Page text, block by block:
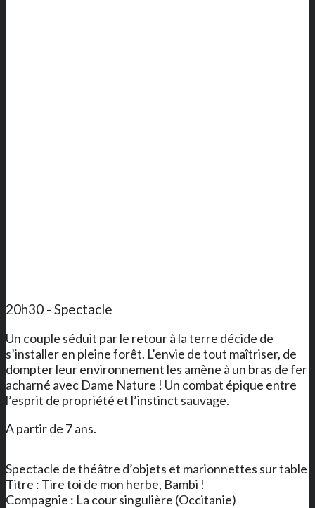
20h30 - Spectacle
Un couple séduit par le retour à la terre décide de
s’installer en pleine forêt. L’envie de tout maîtriser, de
dompter leur environnement les amène à un bras de fer
acharné avec Dame Nature ! Un combat épique entre
l’esprit de propriété et l’instinct sauvage.
A partir de 7 ans.
Spectacle de théâtre d’objets et marionnettes sur table
Titre : Tire toi de mon herbe, Bambi !
Compagnie : La cour singulière (Occitanie)